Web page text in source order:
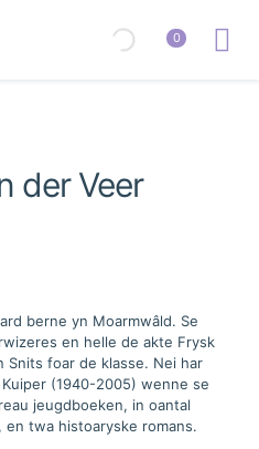
0
der Veer
berne yn Moarmwâld. Se
en helle de akte Frysk
Snits foar de klasse. Nei har
(1940-2005) wenne se
jeugdboeken, in oantal
en twa histoaryske romans.